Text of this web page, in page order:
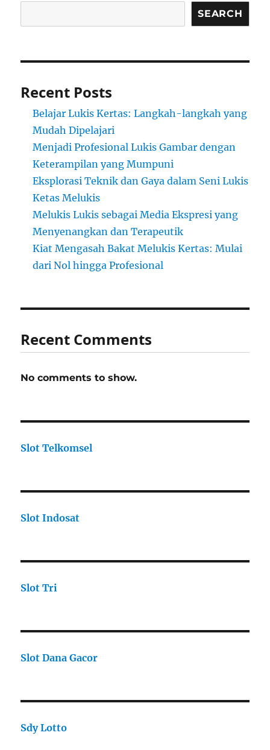
SEARCH
Recent Posts
Belajar Lukis Kertas: Langkah-langkah yang
Mudah Dipelajari
Menjadi Profesional Lukis Gambar dengan
Keterampilan yang Mumpuni
Eksplorasi Teknik dan Gaya dalam Seni Lukis
Ketas Melukis
Melukis Lukis sebagai Media Ekspresi yang
Menyenangkan dan Terapeutik
Kiat Mengasah Bakat Melukis Kertas: Mulai
dari Nol hingga Profesional
Recent Comments
No comments to show.
Slot Telkomsel
Slot Indosat
Slot Tri
Slot Dana Gacor
Sdy Lotto